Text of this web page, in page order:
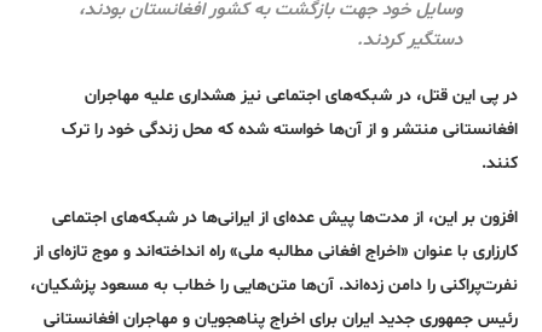
وسایل خود جهت بازگشت به کشور افغانستان بودند،
دستگیر کردند.
در پی این قتل، در شبکه‌های اجتماعی نیز هشداری علیه مهاجران
افغانستانی منتشر و از آن‌ها خواسته شده که محل زندگی خود را ترک
کنند.
افزون بر این، از مدت‌ها پیش عده‌ای از ایرانی‌ها در شبکه‌های اجتماعی
کارزاری با عنوان «اخراج افغانی مطالبه ملی» راه انداخته‌اند و موج تازه‌ای از
نفرت‌پراکنی را دامن زده‌اند. آن‌ها متن‌هایی را خطاب به مسعود پزشکیان،
رئیس جمهوری جدید ایران برای اخراج پناهجویان و مهاجران افغانستانی